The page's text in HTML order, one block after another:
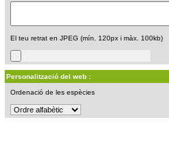
El teu retrat en JPEG (mín. 120px i màx. 100kb)
Personalització del web :
Ordenació de les espècies